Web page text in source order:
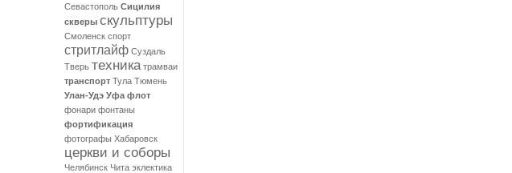
Севастополь Сицилия
скверы скульптуры
Смоленск спорт
стритлайф Суздаль
Тверь техника трамваи
транспорт Тула Тюмень
Улан-Удэ Уфа флот
фонари фонтаны
фортификация
фотографы Хабаровск
церкви и соборы
Челябинск Чита эклектика